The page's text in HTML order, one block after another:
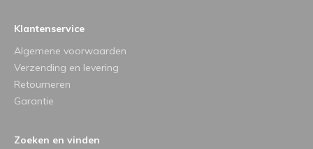
Klantenservice
Algemene voorwaarden
Verzending en levering
Retourneren
Garantie
Zoeken en vinden